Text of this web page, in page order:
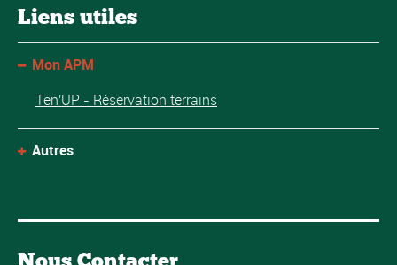
Liens utiles
Mon APM
Ten'UP - Réservation terrains
Autres
Nous Contacter